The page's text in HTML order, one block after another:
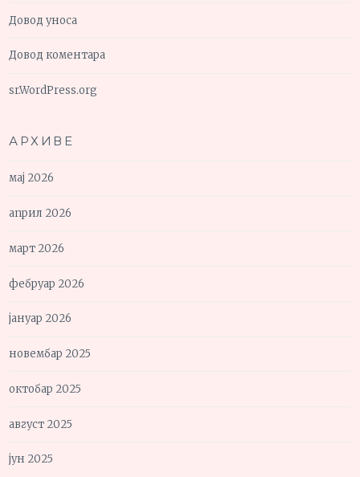
Довод уноса
Довод коментара
sr.WordPress.org
АРХИВЕ
мај 2026
април 2026
март 2026
фебруар 2026
јануар 2026
новембар 2025
октобар 2025
август 2025
јун 2025